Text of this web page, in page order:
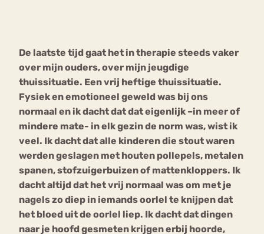
De laatste tijd gaat het in therapie steeds vaker
over mijn ouders, over mijn jeugdige
thuissituatie. Een vrij heftige thuissituatie.
Fysiek en emotioneel geweld was bij ons
normaal en ik dacht dat dat eigenlijk –in meer of
mindere mate- in elk gezin de norm was, wist ik
veel. Ik dacht dat alle kinderen die stout waren
werden geslagen met houten pollepels, metalen
spanen, stofzuigerbuizen of mattenkloppers. Ik
dacht altijd dat het vrij normaal was om met je
nagels zo diep in iemands oorlel te knijpen dat
het bloed uit de oorlel liep. Ik dacht dat dingen
naar je hoofd gesmeten krijgen erbij hoorde,
Forum
osa
Eetbuien Piekeren Sport
Trauma
Orthorexia
Afvallen Angst